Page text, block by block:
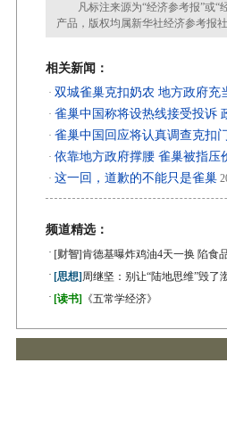
凡标注来源为“经济参考报”或“
产品，版权均属新华社经济参考报
相关新闻：
· 双城雀巢克扣奶农 地方政府充
· 雀巢中国称将设热线接受投诉
· 雀巢中国回应将认真调查克扣
· 依靠地方政府撑腰 雀巢被指压
· 这一回，道歉的不能只是雀巢
频道精选：
· [财智]肯德基曝炸鸡油4天一换 陷食
· [思想] 周继坚：别让“陆地思维”毁了
· [读书] 《五常学经济》